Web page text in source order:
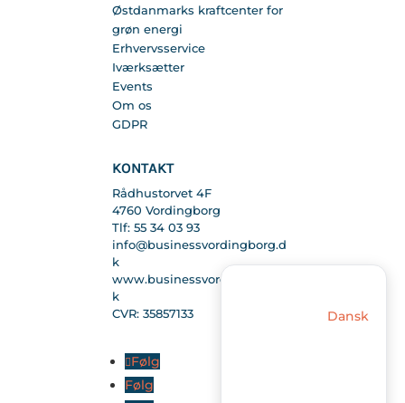
Østdanmarks kraftcenter for
grøn energi
Erhvervsservice
Iværksætter
Events
Om os
GDPR
KONTAKT
Rådhustorvet 4F
4760 Vordingborg
Tlf: 55 34 03 93
info@businessvordingborg.d
k
www.businessvordingborg.d
k
CVR: 35857133
Følg
Følg
Dansk